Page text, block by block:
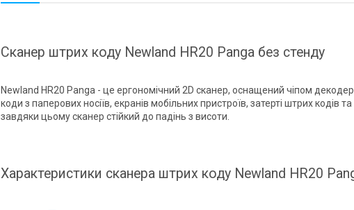
Сканер штрих коду Newland HR20 Panga без стенду
Newland HR20 Panga - це ергономічний 2D сканер, оснащений чіпом
коди з паперових носіїв, екранів мобільних пристроїв, затерті штрих
завдяки цьому сканер стійкий до падінь з висоти.
Характеристики сканера штрих коду Newland HR20